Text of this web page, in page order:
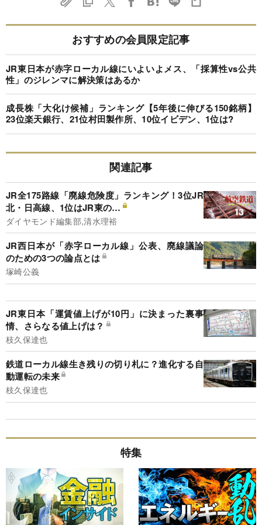
おすすめの会員限定記事
JR東日本が赤字ローカル線にいよいよメス、「採算性vs公共
性」のジレンマに解決策はあるか
成長株「大化け候補」ランキング【5年後に伸びる150銘柄】
23位楽天銀行、21位村田製作所、10位イビデン、1位は?
関連記事
JR全175路線「廃線危険度」ランキング！3位JR
北・日高線、1位はJR東の…
ダイヤモンド編集部,清水理裕
JR西日本が「赤字ローカル線」公表、廃線議論
のための3つの論点とは
塚崎公義
JR東日本「運賃値上げが10円」に決まった裏事
情、さらなる値上げは？
枝久保達也
鉄道ローカル線生き残りの切り札に？進化する自
動運転の未来
枝久保達也
特集